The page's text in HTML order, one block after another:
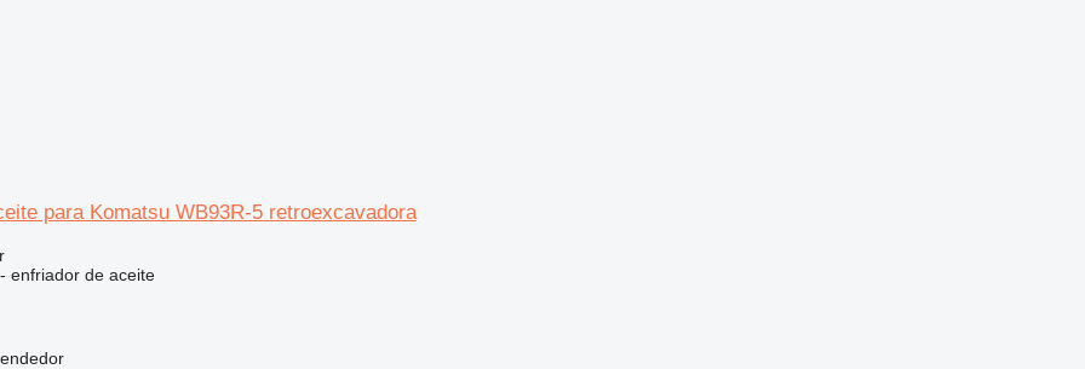
para Komatsu WB93R-5 retroexcavadora
enfriador de aceite